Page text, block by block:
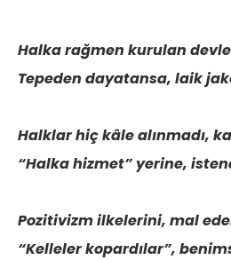
Halka rağmen kurulan
Tepeden dayatansa, laik
Halklar hiç kâle alınmadı,
“Halka hizmet” yerine,
Pozitivizm ilkelerini, mal
“Kelleler kopardılar”,